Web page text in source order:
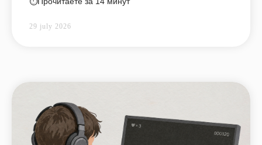
29 july 2026